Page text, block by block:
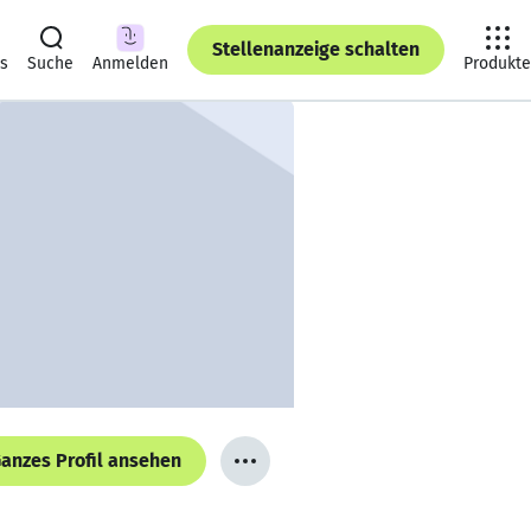
Suche Anmelden
Stellenanzeige schalten
Produkte
Profil ansehen